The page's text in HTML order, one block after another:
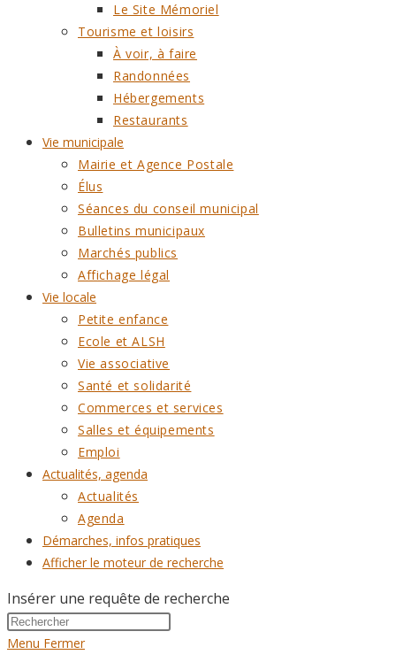
Le Site Mémoriel
Tourisme et loisirs
À voir, à faire
Randonnées
Hébergements
Restaurants
Vie municipale
Mairie et Agence Postale
Élus
Séances du conseil municipal
Bulletins municipaux
Marchés publics
Affichage légal
Vie locale
Petite enfance
Ecole et ALSH
Vie associative
Santé et solidarité
Commerces et services
Salles et équipements
Emploi
Actualités, agenda
Actualités
Agenda
Démarches, infos pratiques
Afficher le moteur de recherche
Insérer une requête de recherche
Menu Fermer